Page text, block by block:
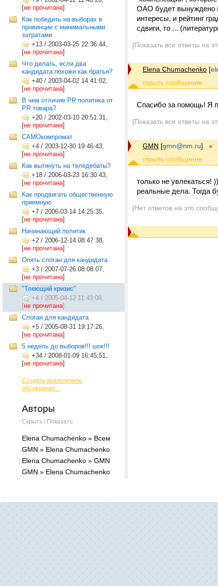
[не прочитана]
Как победить на выборах в
провинции с минимальными
затратами
+13 / 2003-03-25 22:36:44,
[не прочитана]
Что делать, если два
кандидата похожи как братья?
+40 / 2003-04-02 14:41:02,
[не прочитана]
В чем отличие PR политика от
PR товара?
+20 / 2002-03-10 20:51:31,
[не прочитана]
САМОкомпромат
+4 / 2003-12-30 19:46:43,
[не прочитана]
Как вытянуть на теледебаты?
+18 / 2006-03-23 16:30:43,
[не прочитана]
Как продвигать общественную
приемную
+7 / 2006-03-14 14:25:35,
[не прочитана]
Начинающий политик
+2 / 2006-12-14 08:47:38,
[не прочитана]
Опять слоган для кандидата
+3 / 2007-07-26 08:08:07,
[не прочитана]
"Тлеющий кризис"
+4 / 2005-04-12 11:43:08,
[не прочитана]
Слоган для кандидата
+5 / 2005-08-31 19:17:26,
[не прочитана]
5 недель до выборов!!! шок!!!
+34 / 2008-01-09 16:45:51,
[не прочитана]
Создать аналогичное
обсуждение...
Авторы
Скрыть / Показать
Elena Chumachenko » Всем
GMN » Elena Chumachenko
Elena Chumachenko » GMN
GMN » Elena Chumachenko
ОАО будет вынуждено
интересы, и рейтинг
сдвиги, то ...
[Показать все ответы на
Elena Chumachenko [
Спасибо за помощь! Я
[Показать все ответы на
GMN [gmn@nm.ru] »
только не увлекаться!
реальные дела. Тогда
[Нет ответов на это